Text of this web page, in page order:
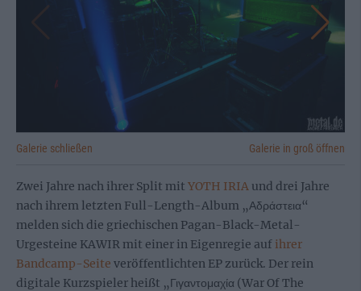
Galerie schließen Galerie in groß öffnen
Zwei Jahre nach ihrer Split mit YOTH IRIA und drei Jahre
nach ihrem letzten Full-Length-Album „Αδράστεια“
melden sich die griechischen Pagan-Black-Metal-
Urgesteine KAWIR mit einer in Eigenregie auf ihrer
Bandcamp-Seite veröffentlichten EP zurück. Der rein
digitale Kurzspieler heißt „Γιγαντομαχία (War Of The